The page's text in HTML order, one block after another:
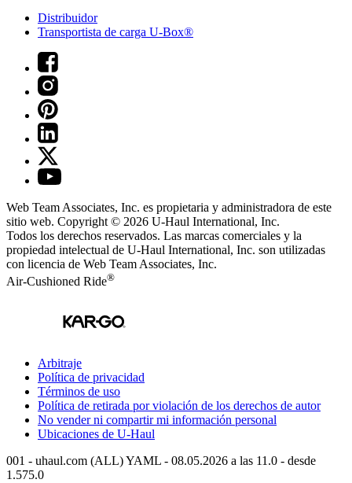
Distribuidor
Transportista de carga U-Box®
Web Team Associates, Inc. es propietaria y administradora de este
sitio web. Copyright © 2026 U-Haul International, Inc.
Todos los derechos reservados. Las marcas comerciales y la
propiedad intelectual de U-Haul International, Inc. son utilizadas
con licencia de Web Team Associates, Inc.
Air-Cushioned Ride®
Arbitraje
Política de privacidad
Términos de uso
Política de retirada por violación de los derechos de autor
No vender ni compartir mi información personal
Ubicaciones de U-Haul
001 - uhaul.com (ALL) YAML - 08.05.2026 a las 11.0 - desde
1.575.0